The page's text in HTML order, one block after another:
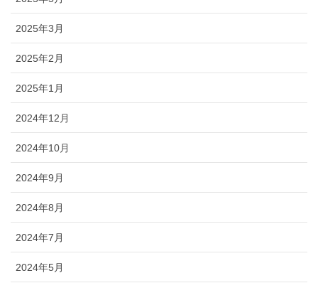
2025年3月
2025年2月
2025年1月
2024年12月
2024年10月
2024年9月
2024年8月
2024年7月
2024年5月